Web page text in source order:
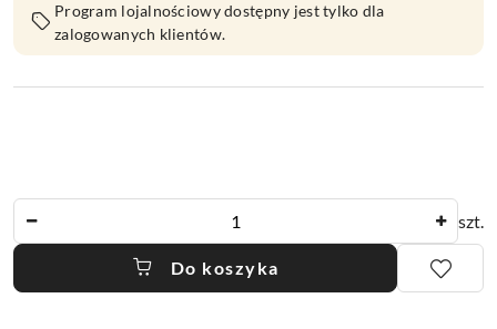
Program lojalnościowy dostępny jest tylko dla
zalogowanych klientów.
szt.
Do koszyka